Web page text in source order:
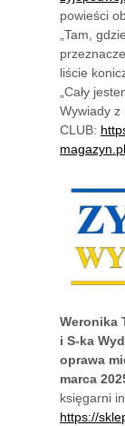
powieści
„Tam,
liście
„Cały
Wywiady z
CLUB:
Weronika
i S-ka
oprawa
marca
księgarni
https://